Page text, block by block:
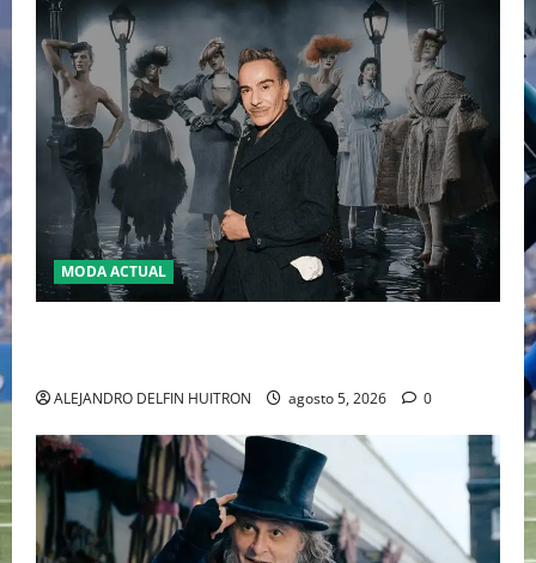
MODA ACTUAL
ALEJANDRO DELFIN HUITRON agosto 5, 2026 0